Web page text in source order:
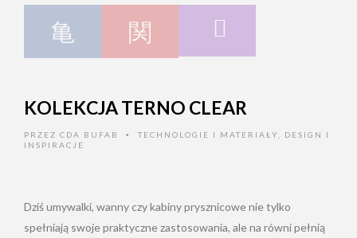
KOLEKCJA TERNO CLEAR
PRZEZ CDA BUFAB • TECHNOLOGIE I MATERIAŁY
DESIGN I
INSPIRACJE
Dziś umywalki, wanny czy kabiny prysznicowe nie tylko
spełniają swoje praktyczne zastosowania, ale na równi pełnią